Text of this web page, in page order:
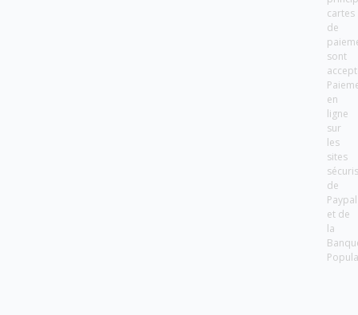
cartes
de
sont
en
ligne
sur
les
sites
de
Paypal
et de
la